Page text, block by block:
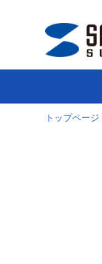
トップページ